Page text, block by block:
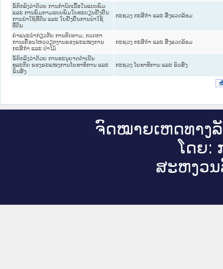
ຂໍ້ຕົກລົງວ່າດ້ວຍ ການກຳນົດເນື້ອໃນແບບພິມ
ແລະ ການພິມຕາມແບບພິມໃບທະບຽນຢັ້ງຢືນ
ການນຳໃຊ້ທີ່ດິນ ແລະ ໃບຢັ້ງຢືນການນຳໃຊ້
ທີ່ດິນ
ກະຊວງ ກະສິກຳ ແລະ ສິ່ງແວດລ້ອມ
ຄຳແນະນຳກ່ຽວກັບ ການຕິດຕາມ, ກວດກາ
ການເຄື່ອນໄຫວວຽກງານຂອງຂະແໜງການ
ກະສິກຳ ແລະ ປ່າໄມ້
ກະຊວງ ກະສິກຳ ແລະ ສິ່ງແວດລ້ອມ
ຂໍ້ຕົກລົງວ່າດ້ວຍ ການອະນຸຍາດດຳເນີນ
ທຸລະກິດ ຂອງຂະແໜງການໂຍທາທິການ ແລະ
ຂົນສົ່ງ
ກະຊວງ ໂຍທາທິການ ແລະ ຂົນສົ່ງ
ຈົດ​ໝາຍ​ເຫດ​ທາງ​
ໂດຍ:
ສະ​ຫງວນ​